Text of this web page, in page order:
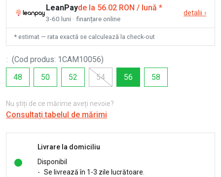
LeanPayde la 56.02 RON / lună *
3-60 luni · finanțare online
detalii ›
* estimat — rata exactă se calculează la check-out
: (Cod produs: 1CAM10056)
48
50 52 54 56 58
Nu știți de ce mărime aveți nevoie?
Consultați tabelul de mărimi
Livrare la domiciliu
Disponibil
- Se livrează în 1-3 zile lucrătoare.